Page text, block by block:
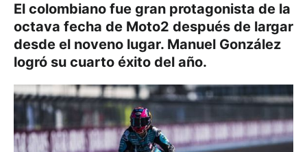
El colombiano fue gran protagonista de la
octava fecha de Moto2 después de largar
desde el noveno lugar. Manuel González
logró su cuarto éxito del año.